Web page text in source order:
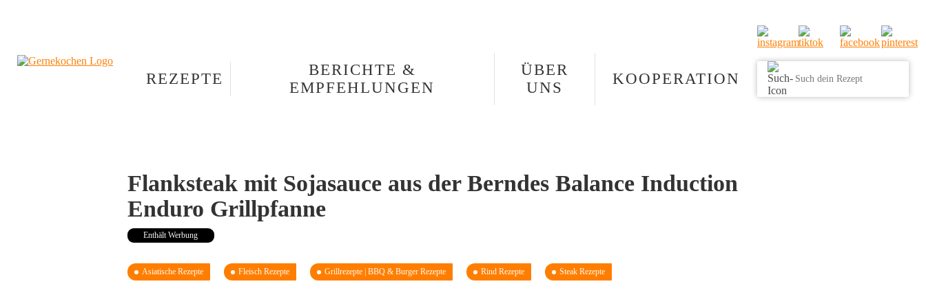
REZEPTE
BERICHTE &
EMPFEHLUNGEN
ÜBER
UNS
KOOPERATION
Flanksteak mit Sojasauce aus der Berndes Balance Induction
Enduro Grillpfanne
Enthält Werbung
Asiatische Rezepte Fleisch Rezepte Grillrezepte | BBQ & Burger Rezepte Rind Rezepte Steak Rezepte